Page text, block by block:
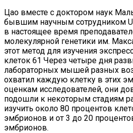
Цао вместе с доктором наук
бывшим научным сотрудником
в настоящее время
молекулярной генетики им.
этот метод для изучения
клеток 61 Через четыре дня
лабораторных мышей разных
охватил каждую клетку в этих
оценкам исследователей, они
подошли к некоторым стадиям
изучить около 80 процентов
эмбрионов и от 3 до 20
эмбрионов.